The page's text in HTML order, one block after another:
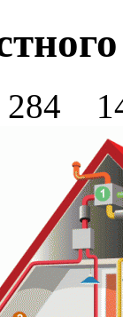
284